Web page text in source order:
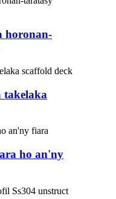
horonan-
takelaka
ho an'ny